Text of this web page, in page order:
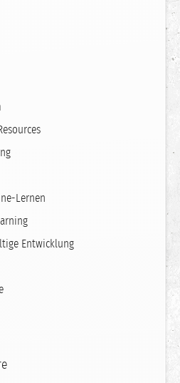
Lernen
Entwicklung